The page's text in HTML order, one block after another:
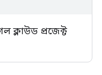
ক্লাউড প্রজেক্ট